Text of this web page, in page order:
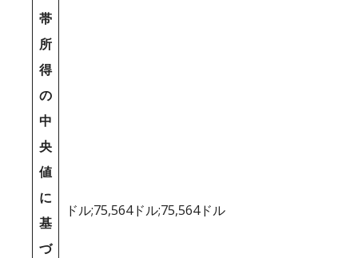
帯
所
得
の
中
央
値
に
基
づ
ドル;75,564ドル;75,564ドル